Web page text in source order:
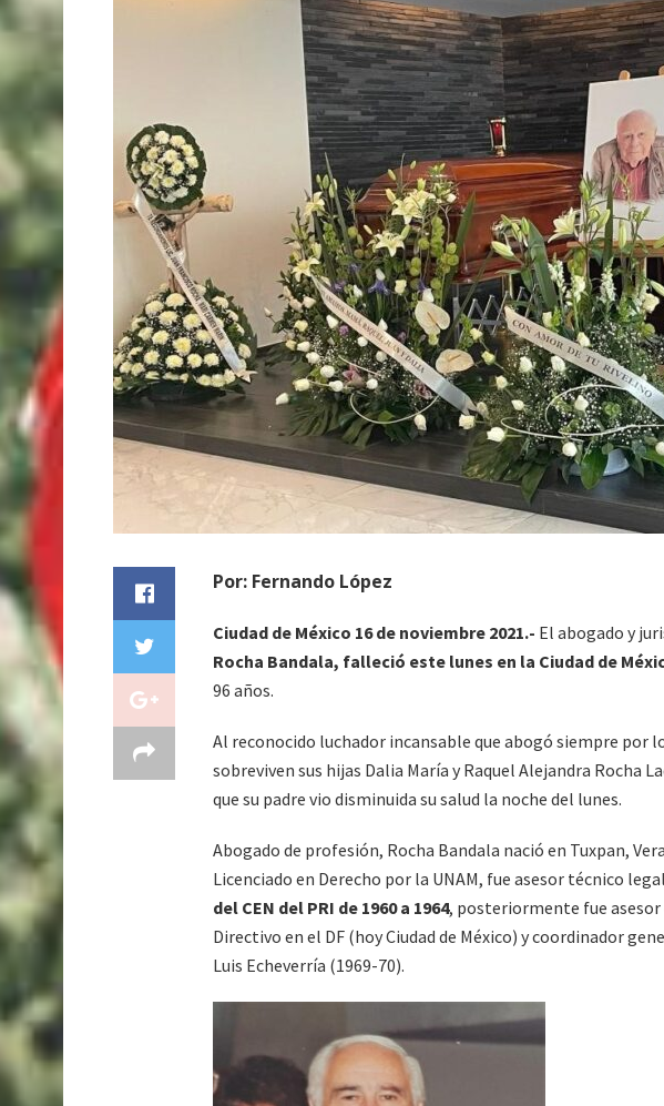
Por: Fernando López
Ciudad de México 16 de noviembre 2021.- El abogado y
Rocha Bandala, falleció este lunes en la Ciudad de
96 años.
Al reconocido luchador incansable que abogó siempre por
sobreviven sus hijas Dalia María y Raquel Alejandra Rocha
que su padre vio disminuida su salud la noche del lunes.
Abogado de profesión, Rocha Bandala nació en Tuxpan,
Licenciado en Derecho por la UNAM, fue asesor técnico
del CEN del PRI de 1960 a 1964, posteriormente fue asesor
Directivo en el DF (hoy Ciudad de México) y coordinador
Luis Echeverría (1969-70).